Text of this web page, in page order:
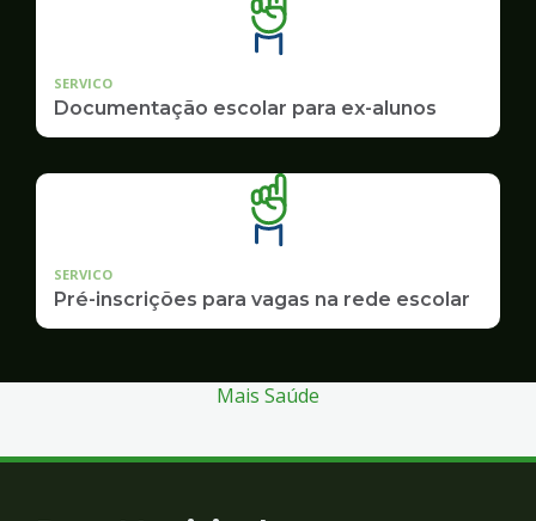
SERVICO
Documentação escolar para ex-alunos
SERVICO
Pré-inscrições para vagas na rede escolar
Mais Saúde